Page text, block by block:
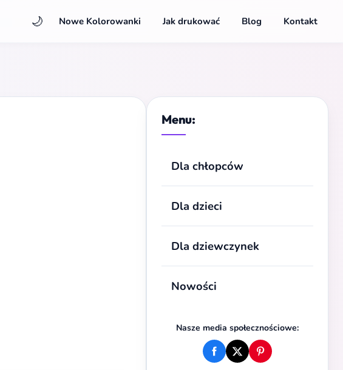
🌙 Nowe Kolorowanki Jak drukować Blog Kontakt
Menu:
Dla chłopców
Dla dzieci
Dla dziewczynek
Nowości
Nasze media społecznościowe: